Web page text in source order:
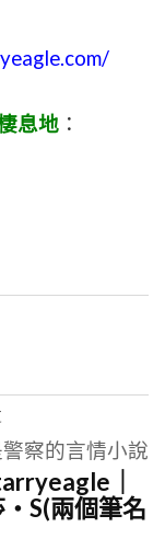
息地 ：
察的言情小說
｜
S(兩個筆名